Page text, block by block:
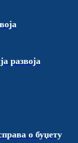
развоја
о буџету